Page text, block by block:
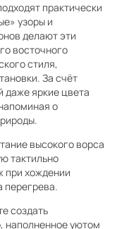
практически
узоры и
делают эти
восточного
стиля,
За счёт
даже яркие цвета
о
высокого ворса
тактильно
при хождении
перегрева.
создать
наполненное уютом